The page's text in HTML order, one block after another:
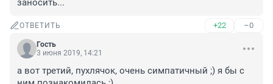
заносить...
ОТВЕТИТЬ +22 –0
Гость
3 июня 2019, 14:21
а вот третий, пухлячок, очень симпатичный ;) я бы с